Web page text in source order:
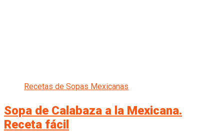
Recetas de Sopas Mexicanas
Sopa de Calabaza a la Mexicana.
Receta fácil